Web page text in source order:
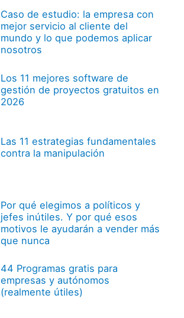
Caso de estudio: la empresa con
mejor servicio al cliente del
mundo y lo que podemos aplicar
nosotros
Los 11 mejores software de
gestión de proyectos gratuitos en
2026
Las 11 estrategias fundamentales
contra la manipulación
Por qué elegimos a políticos y
jefes inútiles. Y por qué esos
motivos le ayudarán a vender más
que nunca
44 Programas gratis para
empresas y autónomos
(realmente útiles)